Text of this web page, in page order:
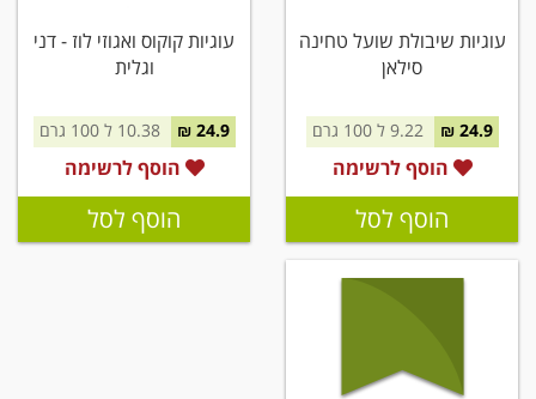
עוגיות שיבולת שועל טחינה
סילאן
24.9 ₪
הוסף לרשימה
הוסף לסל
עוגיות קוקוס ואגוזי לוז - דני
וגלית
24.9 ₪ 10.38 ל 100 גרם
הוסף לרשימה
הוסף לסל